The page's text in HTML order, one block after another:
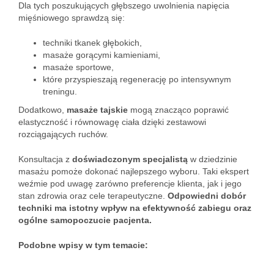
Dla tych poszukujących głębszego uwolnienia napięcia
mięśniowego sprawdzą się:
techniki tkanek głębokich,
masaże gorącymi kamieniami,
masaże sportowe,
które przyspieszają regenerację po intensywnym
treningu.
Dodatkowo, masaże tajskie mogą znacząco poprawić
elastyczność i równowagę ciała dzięki zestawowi
rozciągających ruchów.
Konsultacja z doświadczonym specjalistą w dziedzinie
masażu pomoże dokonać najlepszego wyboru. Taki ekspert
weźmie pod uwagę zarówno preferencje klienta, jak i jego
stan zdrowia oraz cele terapeutyczne. Odpowiedni dobór
techniki ma istotny wpływ na efektywność zabiegu oraz
ogólne samopoczucie pacjenta.
Podobne wpisy w tym temacie: